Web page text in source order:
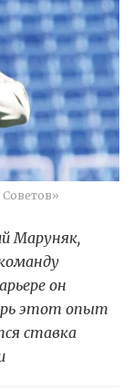
Маруняк,
он
этот опыт
ставка